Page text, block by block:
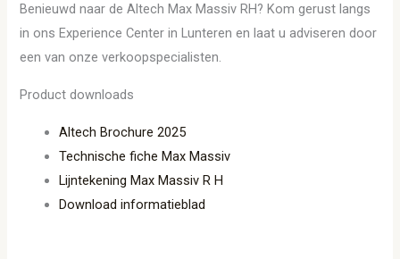
Benieuwd naar de Altech Max Massiv RH? Kom gerust langs
in ons Experience Center in Lunteren en laat u adviseren door
een van onze verkoopspecialisten.
Product downloads
Altech Brochure 2025
Technische fiche Max Massiv
Lijntekening Max Massiv R H
Download informatieblad